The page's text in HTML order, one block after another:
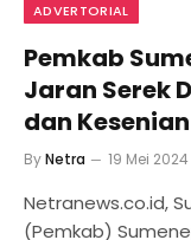
ADVERTORIAL
Pemkab
Jaran Serek
dan
ByNetra 19 Mei 2024
Netranews.co.id,
(Pemkab)